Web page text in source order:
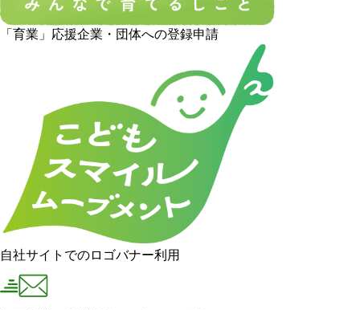
「育業」応援企業・団体への登録申請
自社サイトでのロゴバナー利用